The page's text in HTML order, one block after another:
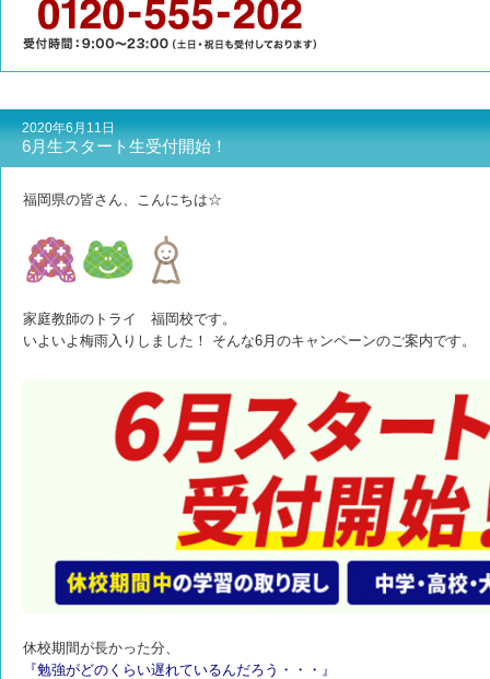
2020年6月11日
6月生スタート生受付開始！
福岡県の皆さん、こんにちは☆
家庭教師のトライ 福岡校です。
いよいよ梅雨入りしました！ そんな6月のキャンペーンのご案内です。
休校期間が長かった分、
『勉強がどのくらい遅れているんだろう・・・』